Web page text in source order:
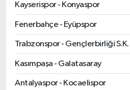
Kayserispor - Konyaspor
Fenerbahçe - Eyüpspor
Trabzonspor - Gençlerbirliği S.K.
Kasımpaşa - Galatasaray
Antalyaspor - Kocaelispor